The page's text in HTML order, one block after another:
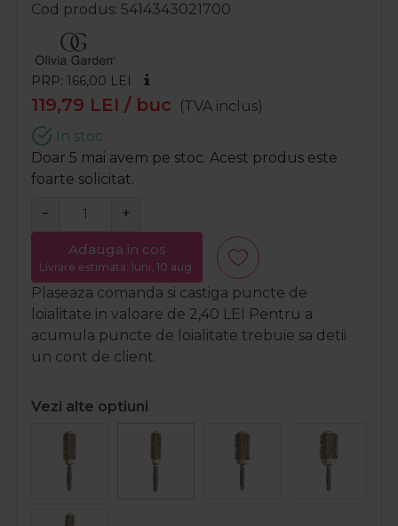
Cod produs 5414343021700
PRP: 166,00 LEI
119,79 LEI / buc
(TVA inclus)
In stoc
Doar 5 mai avem pe stoc. Acest produs este
foarte solicitat.
− +
Adauga in cos
Livrare estimata: luni, 10 aug.
Plaseaza comanda si castiga puncte de
loialitate in valoare de 2,40 LEI Pentru a
acumula puncte de loialitate trebuie sa detii
un cont de client.
Vezi alte optiuni